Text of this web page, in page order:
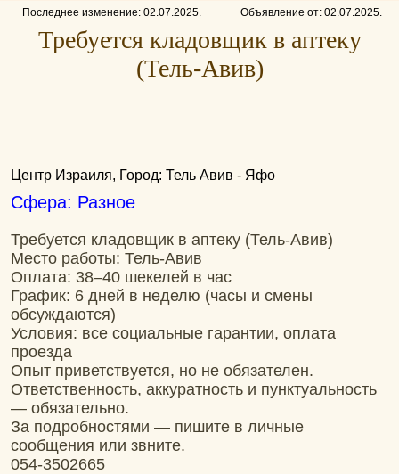
Последнее изменение: 02.07.2025. Объявление от: 02.07.2025.
Требуется кладовщик в аптеку
(Тель-Авив)
Центр Израиля, Город: Тель Авив - Яфо
Сфера: Разное
Требуется кладовщик в аптеку (Тель-Авив)
Место работы: Тель-Авив
Оплата: 38–40 шекелей в час
График: 6 дней в неделю (часы и смены
обсуждаются)
Условия: все социальные гарантии, оплата
проезда
Опыт приветствуется, но не обязателен.
Ответственность, аккуратность и пунктуальность
— обязательно.
За подробностями — пишите в личные
сообщения или звните.
054-3502665